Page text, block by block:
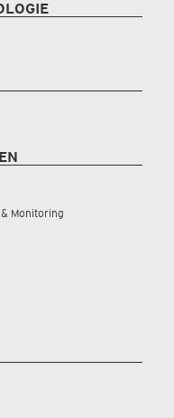
Monitoring